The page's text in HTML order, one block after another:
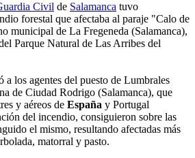
Civil de Salamanca tuvo
forestal que afectaba al paraje "Calo de
municipal de La Fregeneda (Salamanca),
Parque Natural de Las Arribes del
los agentes del puesto de Lumbrales
de Ciudad Rodrigo (Salamanca), que
y aéreos de España y Portugal
del incendio, consiguieron sobre las
el mismo, resultando afectadas más
matorral y pasto.